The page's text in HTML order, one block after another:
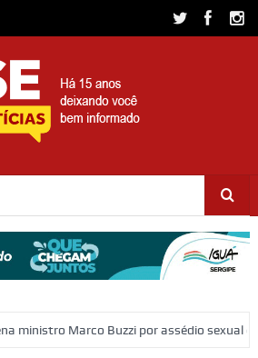
por assédio sexual e importunação